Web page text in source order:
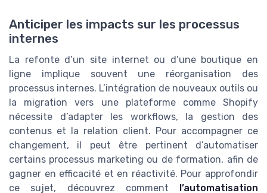
Anticiper les impacts sur les processus
internes
La refonte d’un site internet ou d’une boutique en
ligne implique souvent une réorganisation des
processus internes. L’intégration de nouveaux outils ou
la migration vers une plateforme comme Shopify
nécessite d’adapter les workflows, la gestion des
contenus et la relation client. Pour accompagner ce
changement, il peut être pertinent d’automatiser
certains processus marketing ou de formation, afin de
gagner en efficacité et en réactivité. Pour approfondir
ce sujet, découvrez comment
l’automatisation